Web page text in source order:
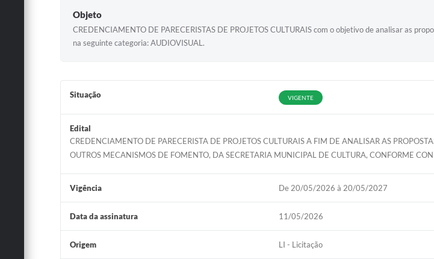
Objeto
CREDENCIAMENTO DE PARECERISTAS DE PROJETOS CULTURAIS com o objetivo de analisar as
na seguinte categoria: AUDIOVISUAL.
Situação VIGENTE
Edital
CREDENCIAMENTO DE PARECERISTA DE PROJETOS CULTURAIS A FIM DE ANALISAR AS
OUTROS MECANISMOS DE FOMENTO, DA SECRETARIA MUNICIPAL DE CULTURA, CONFORME
Vigência De 20/05/2026 à 20/05/2027
Data da assinatura 11/05/2026
Origem LI - Licitação